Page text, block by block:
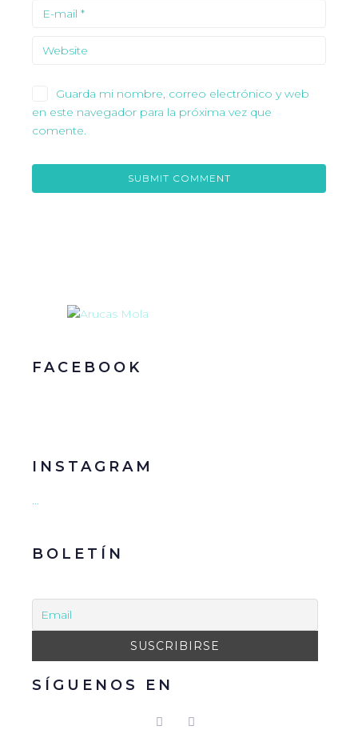
Guarda mi nombre, correo electrónico y web
en este navegador para la próxima vez que
comente.
FACEBOOK
INSTAGRAM
…
BOLETÍN
SÍGUENOS EN